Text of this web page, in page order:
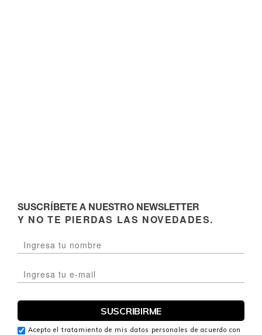
SUSCRÍBETE A NUESTRO NEWSLETTER
Y NO TE PIERDAS LAS NOVEDADES.
Acepto el tratamiento de mis datos personales de acuerdo con